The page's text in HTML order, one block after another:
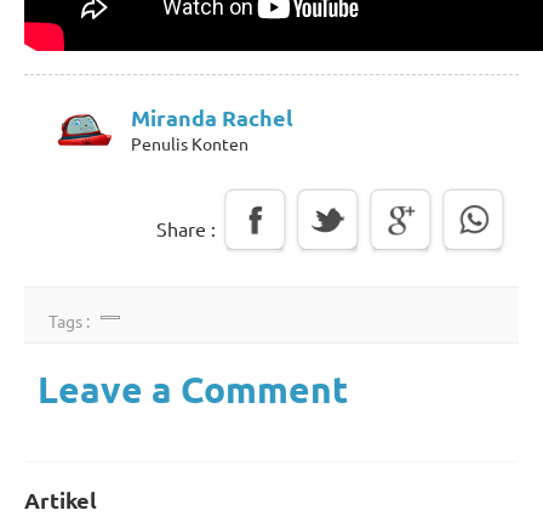
Miranda Rachel
Penulis Konten
Share :
Tags :
Leave a Comment
Artikel